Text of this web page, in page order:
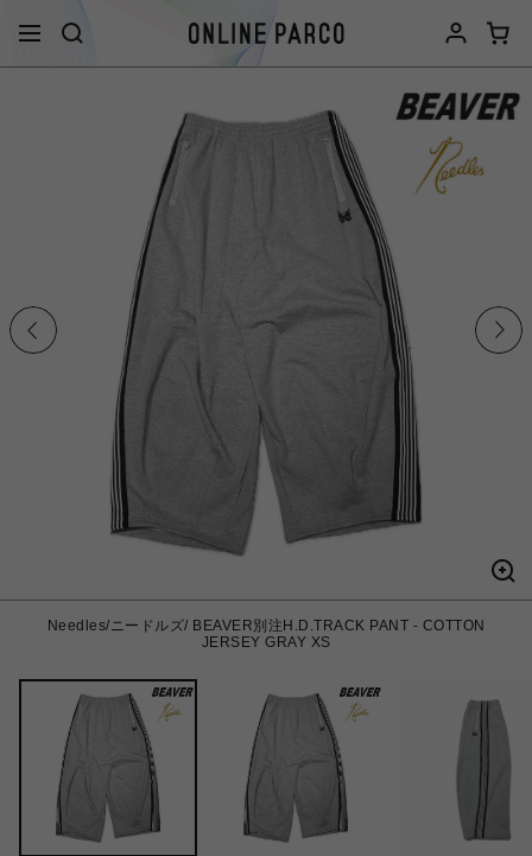
Needles/ニードルズ/ BEAVER別注H.D.TRACK PANT - COTTON
JERSEY GRAY XS